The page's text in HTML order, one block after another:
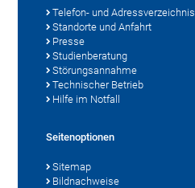
Telefon- und Adressverzeichnis
Standorte und Anfahrt
Presse
Studienberatung
Störungsannahme
Technischer Betrieb
Hilfe im Notfall
Seitenoptionen
Sitemap
Bildnachweise